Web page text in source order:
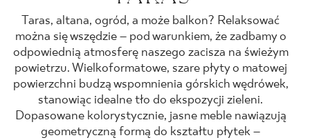
KOLEKCJE
DLA BIZNESU
Taras, altana, ogród, a może balkon? Relaksować
można się wszędzie – pod warunkiem, że zadbamy o
odpowiednią atmosferę naszego zacisza na świeżym
powietrzu. Wielkoformatowe, szare płyty o matowej
powierzchni budzą wspomnienia górskich wędrówek,
stanowiąc idealne tło do ekspozycji zieleni.
Dopasowane kolorystycznie, jasne meble nawiązują
geometryczną formą do kształtu płytek –